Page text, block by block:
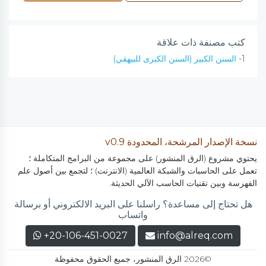
كتب مصنفة ذات علاقة
1- السنن الكبير (السنن الكبرى للبيهقي)
نسخة الإصدار المرشحة، المحدودة v0.9
يحتوي مشروع (الرق المنشور) على مجموعة من البرامج المتكاملة ؛
تعمل على الحاسبات والشبكة العالمية (الانترنت) ؛ لتجمع بين أصول علم
الفهرسة وبين تقنيات الحاسب الآلي الحديثة.
هل تحتاج إلى مساعدة؟ راسلنا على البريد الالكتروني أو برسالة
واتساب
info@alreq.com
+20-106-451-0027
©2026 الرق المنشور، جميع الحقوق محفوظة